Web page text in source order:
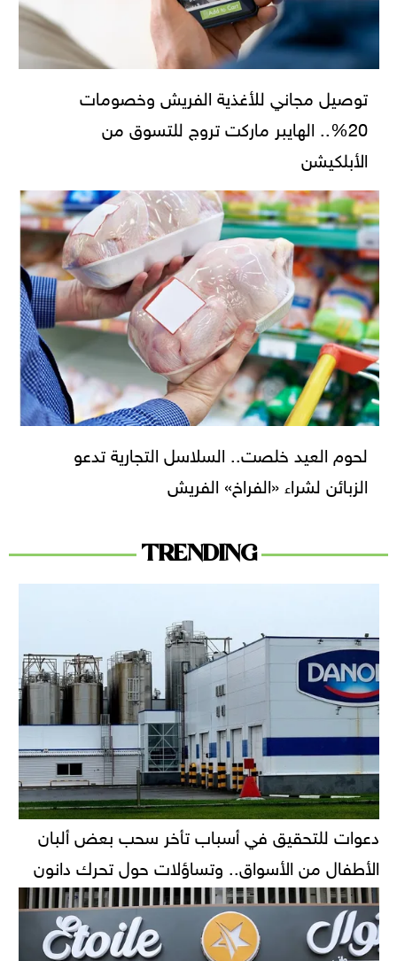
توصيل مجاني للأغذية الفريش وخصومات
20%.. الهايبر ماركت تروج للتسوق من
الأبلكيشن
لحوم العيد خلصت.. السلاسل التجارية تدعو
الزبائن لشراء «الفراخ» الفريش
TRENDING
دعوات للتحقيق في أسباب تأخر سحب بعض ألبان
الأطفال من الأسواق.. وتساؤلات حول تحرك دانون